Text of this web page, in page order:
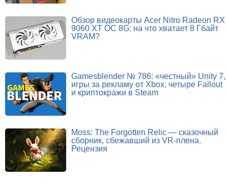
Обзор видеокарты Acer Nitro Radeon RX
9060 XT OC 8G: на что хватает 8 Гбайт
VRAM?
Gamesblender № 786: «честный» Unity 7,
игры за рекламу от Xbox, четыре Fallout
и криптокражи в Steam
Moss: The Forgotten Relic — сказочный
сборник, сбежавший из VR-плена.
Рецензия